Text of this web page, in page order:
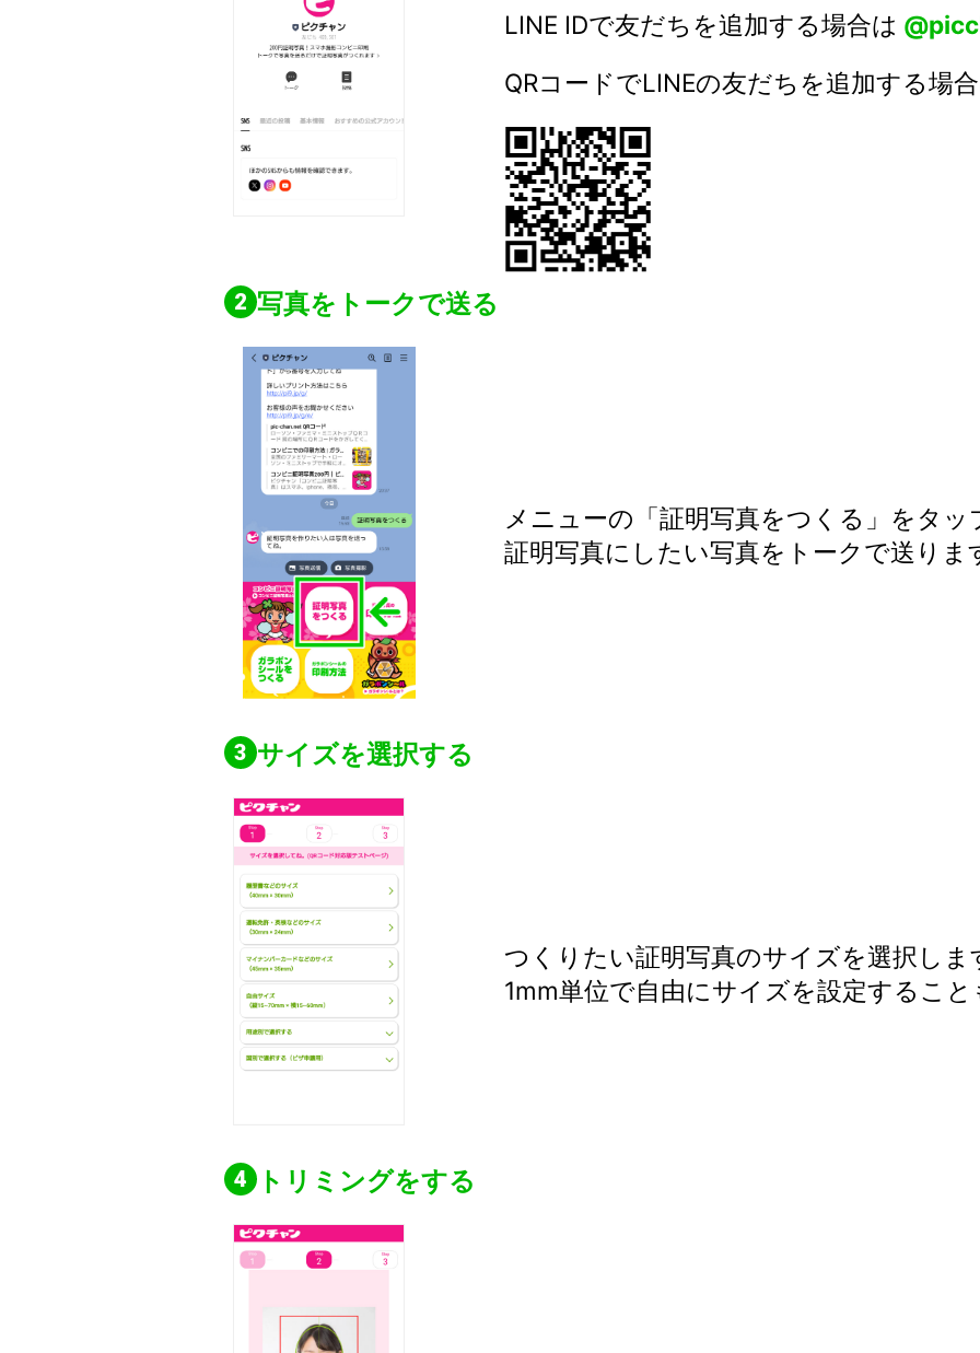
LINE IDで友だちを追加する場合は
QRコードでLINEの友だちを追加する場
写真をトークで送る
メニューの「証明写真をつくる」をタッ
証明写真にしたい写真をトークで送りま
サイズを選択する
つくりたい証明写真のサイズを選択しま
1mm単位で自由にサイズを設定すること
トリミングをする